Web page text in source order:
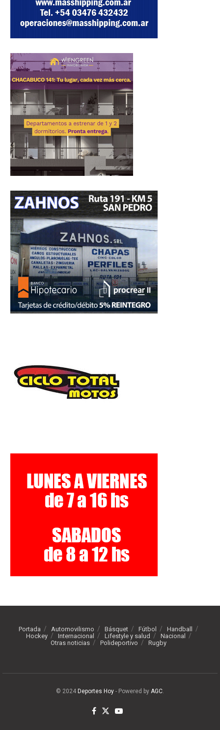
Portada Automovilismo Básquet Fútbol
Handball
Hockey
Internacional Lifestyle y salud
Nacional
Otras noticias
Polideportivo Rugby
© 2024 Deportes Hoy - Powered by AGC.